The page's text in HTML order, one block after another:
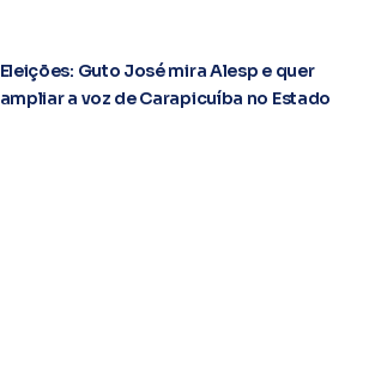
Eleições: Guto José mira Alesp e quer
ampliar a voz de Carapicuíba no Estado